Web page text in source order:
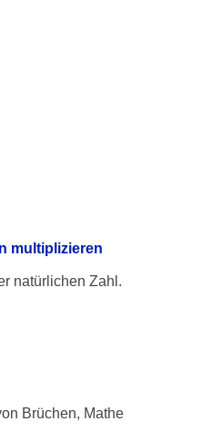
multiplizieren
natürlichen Zahl.
Brüchen, Mathe